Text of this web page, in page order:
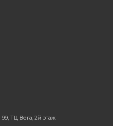
99, ТЦ Вега, 2й этаж